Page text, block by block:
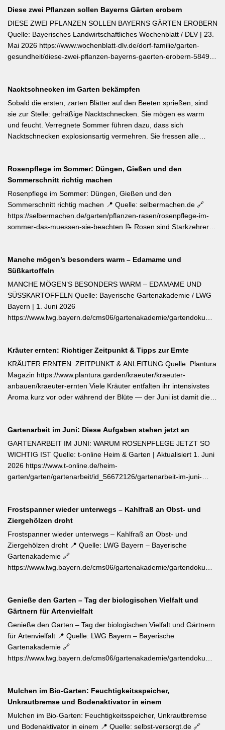
Diese zwei Pflanzen sollen Bayerns Gärten erobern
DIESE ZWEI PFLANZEN SOLLEN BAYERNS GÄRTEN EROBERN
Quelle: Bayerisches Landwirtschaftliches Wochenblatt / DLV | 23.
Mai 2026 https://www.wochenblatt-dlv.de/dorf-familie/garten-
gesundheit/diese-zwei-pflanzen-bayerns-gaerten-erobern-584991
gemusterten Blüten, die ohne Ausputzen von Frühsommer bis
Herbst reich blüht und sich hervorragend für Balkonkästen und
Ampeln eignet. Die Bayerische Genusspflanze des Jahres 2026
ist die Erdbeere ‚Lilly Waldberry‘, die durch ihr intensiv
waldbeererinnerndes Aroma überzeugt und ab Juni durchgehend
bayerische Gärtnereien erhältlich. Wer auf regional empfohlene
Pflanzen setzen möchte, liegt mit diesen beiden Sorten für Balkon
und Nutzgarten genau richtig.
Nacktschnecken im Garten bekämpfen
Sobald die ersten, zarten Blätter auf den Beeten sprießen, sind
sie zur Stelle: gefräßige Nacktschnecken. Sie mögen es warm
und feucht. Verregnete Sommer führen dazu, dass sich
Nacktschnecken explosionsartig vermehren. Sie fressen alle
hier. Weiterlesen bei MDR-Garten
Rosenpflege im Sommer: Düngen, Gießen und den
Sommerschnitt richtig machen
Rosenpflege im Sommer: Düngen, Gießen und den
Sommerschnitt richtig machen 📍 Quelle: selbermachen.de 🔗
https://selbermachen.de/garten/pflanzen-rasen/rosenpflege-im-
sommer-das-muessen-sie-beachten 📝 Rosen sind Starkzehrer –
bis Mitte Juli abgeschlossen sein, damit sich die Pflanzen auf die
Überwinterung vorbereiten können. Der entscheidende Tipp für
öfterblühende Sorten: Verwelkte Blüten mit 2–3 Blattstielpaaren
darunter sofort abschneiden – das regt neue Knospen an und
verlängert die Blütezeit erheblich. [Thema-Tag: #Rosenpflege
#Pflanzenpflege #Gehölze]
Manche mögen’s besonders warm – Edamame und
Süßkartoffeln
MANCHE MÖGEN’S BESONDERS WARM – EDAMAME UND
SÜSSKARTOFFELN Quelle: Bayerische Gartenakademie / LWG
Bayern | 1. Juni 2026
https://www.lwg.bayern.de/cms06/gartenakademie/
ins Freiland. Edamame (Garten-Soja) kann direkt gesät oder
vorgezogen werden; Staffelsaaten sind bis Anfang Juli möglich,
die Ernte beginnt ab August. Süßkartoffeln sind ausschließlich als
Jungpflanzen erhältlich und benötigen Wärme, Sonne und einen
tiefen, durchlässigen Boden. Frisch geerntete Knollen müssen
Kräuter ernten: Richtiger Zeitpunkt & Tipps zur Ernte
KRÄUTER ERNTEN: ZEITPUNKT & ANLEITUNG Quelle: Plantura
Magazin https://www.plantura.garden/kraeuter/kraeuter-
anbauen/kraeuter-ernten Viele Kräuter entfalten ihr intensivstes
Aroma kurz vor oder während der Blüte — der Juni ist damit die
Abtrocknen des Taus, bevor die Mittagshitze ätherische Öle
verflüchtigt. Beim Schnitt empfehlen sich ganze Triebspitzen statt
einzelner Blätter — das fördert buschigen Neuaustrieb und
ermöglicht weitere Ernten im Sommer. Für die Trocknung werden
Büschel kopfüber an einem schattigen, luftigen Ort aufgehängt
Gartenarbeit im Juni: Diese Aufgaben stehen jetzt an
GARTENARBEIT IM JUNI: WARUM ROSENPFLEGE JETZT SO
WICHTIG IST Quelle: t-online Heim & Garten | Aktualisiert 1. Juni
2026 https://www.t-online.de/heim-
garten/garten/gartenarbeit/id_56672126/gartenarbeit-im-juni-
dem Boden — konsequent entfernt werden, da sie die veredelte
Sorte verdrängen. Kletterrosen wie ‚Sympathie‘ müssen neues
Riebtentrieb durch Anbinden in die gewünschte Richtung geleitet
werden. Ab Ende Juni ist die Hochblüte zudem die beste Zeit für
Veredelungen: robuste Sorten lassen sich jetzt mit jungen
Unterlagen zusammenbringen. Eine schnell wirkende
Spätsommer.
Frostspanner wieder unterwegs – Kahlfraß an Obst- und
Ziergehölzen droht
Frostspanner wieder unterwegs – Kahlfraß an Obst- und
Ziergehölzen droht 📍 Quelle: LWG Bayern – Bayerische
Gartenakademie 🔗
https://www.lwg.bayern.de/cms06/gartenakademie/
Apfelbäumen, Rosen, Ahorn und Hartriegel. Die charakteristisch
„katzenbuckelnd“ krabbelenden Larven des Kleinen und Großen
Frostspanners können bei Massenbefall kahlen Fraß
verursachen. Gegenmaßnahmen: Leimringe ab Herbst, gezielter
Meisen-Förderung und – falls nötig – biologische
Pflanzenschutzmittel. [Thema-Tag: #Schädlingsbekämpfung
Genieße den Garten – Tag der biologischen Vielfalt und
Gärtnern für Artenvielfalt
Genieße den Garten – Tag der biologischen Vielfalt und Gärtnern
für Artenvielfalt 📍 Quelle: LWG Bayern – Bayerische
Gartenakademie 🔗
https://www.lwg.bayern.de/cms06/gartenakademie/
Gartenbewirtschaftung – unabhängig von der Gartengröße –
einen messbaren Beitrag zur regionalen Artenvielfalt leistet.
Nützlingsförderung, strukturreiche Beete und der Verzicht auf
Pestizide sind die entscheidenden Stellschrauben. Ein
Mulchen im Bio-Garten: Feuchtigkeitsspeicher,
Unkrautbremse und Bodenaktivator in einem
Mulchen im Bio-Garten: Feuchtigkeitsspeicher, Unkrautbremse
und Bodenaktivator in einem 📍 Quelle: selbst-versorgt.de 🔗